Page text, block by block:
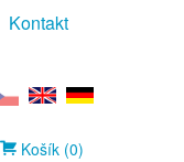
Kontakt
Košík (0)